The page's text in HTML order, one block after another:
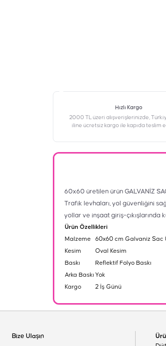
Hızlı Kargo
2000 TL üzeri alışverişlerinizde,
iline ücretsiz kargo ile kapıda teslim
60x60 üretilen ürün GALVANİZ
Trafik levhaları, yol güvenliğini
yollar ve inşaat giriş-çıkışlarında
Ürün Özellikleri
Malzeme
60x60 cm Galvaniz Sac
Kesim
Oval Kesim
Baskı
Reflektif Folyo Baskı
Arka Baskı Yok
Kargo
2 İş Günü
Bize Ulaşın